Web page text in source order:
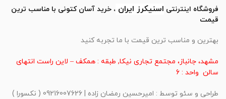
فروشگاه اینترنتی اسنیکرز ایران ، خرید آسان کتونی با مناسب ترین
قیمت
بهترین و مناسب ترین قیمت با ما تجربه کنید
مشهد، جانباز، مجتمع تجاری نیکا, طبقه : همکف – لاین راست انتهای
سالن واحد : 6
طراحی و سئو توسط : امیرحسین رمضان زاده | 09216007626 ( نکسورا )